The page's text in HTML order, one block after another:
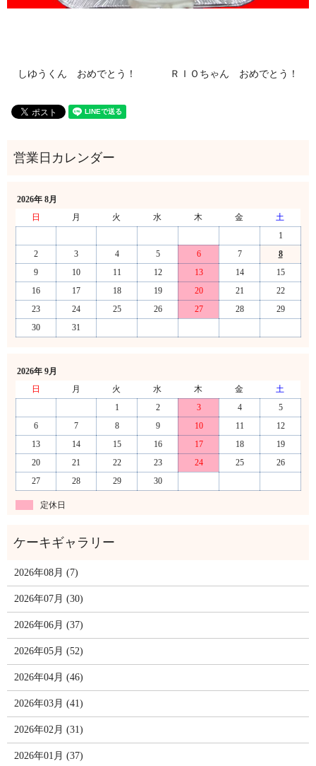
しゆうくん おめでとう！ ＲＩＯちゃん おめでとう！
2026年 8月
日
月 火 水 木 金
土
1
2
3 4 5 6 7
8
9
10 11 12 13 14
15
16
17 18 19 20 21
22
23
24 25 26 27 28
29
30
31
2026年 9月
日
月 火 水 木 金
土
1
2 3 4
5
6
7 8 9 10 11
12
13
14 15 16 17 18
19
20
21 22 23 24 25
26
27
28 29 30
定休日
2026年08月 (7)
2026年07月 (30)
2026年06月 (37)
2026年05月 (52)
2026年04月 (46)
2026年03月 (41)
2026年02月 (31)
2026年01月 (37)